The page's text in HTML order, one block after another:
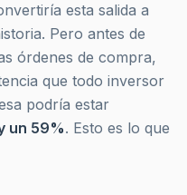
esta salida a
Pero antes de
órdenes de compra,
que todo inversor
podría estar
un 59%. Esto es lo que